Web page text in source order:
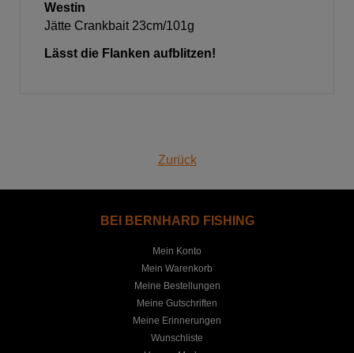
Westin
Jätte Crankbait 23cm/101g
Lässt die Flanken aufblitzen!
Zurück
BEI BERNHARD FISHING
Mein Konto
Mein Warenkorb
Meine Bestellungen
Meine Gutschriften
Meine Erinnerungen
Wunschliste